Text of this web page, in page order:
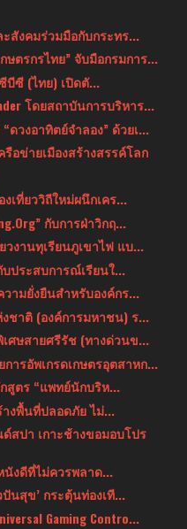
สังคมร่วมมือกับกระทร...
ษตรกรไทย” จับมือกรมการ...
บีซี (ไทย) เปิดตั...
โดยสถาบันการบริหาร...
วงอาทิตย์จำลอง” ด้วยเ...
อข่ายเมืองสร้างสรรค์โลก
เที่ยววิถีใหม่ผนึกเคร...
กับการฝ่าวิกฤ...
งานทุเรียนภูเขาไฟ แบ...
บประสบการณ์เรียนใ...
วามยั่งยืนสำหรับองค์กร...
ชาติ (องค์การมหาชน) ร...
ศษสายศรีรัช (ทางด่วนข...
ารอัพเกรดเกษตรอุตสาหก...
สูตร “แพทย์นักบริห...
างพื้นที่ปลอดภัย ไม่...
สปา เกาะช้างขอมอบโปร
นังดีที่ไม่ควรพลาด...
นสุข’ กระตุ้นท่องเที...
Gaming Contro...